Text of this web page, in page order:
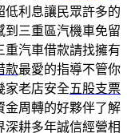
低利息讓民眾許多的
到三重區汽機車免留
重汽車借款請找擁有
款最愛的指導不管你
家老店安全五股支票
金周轉的好夥伴了解
耕多年誠信經營相